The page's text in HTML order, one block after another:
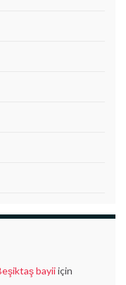
bayiiiçin